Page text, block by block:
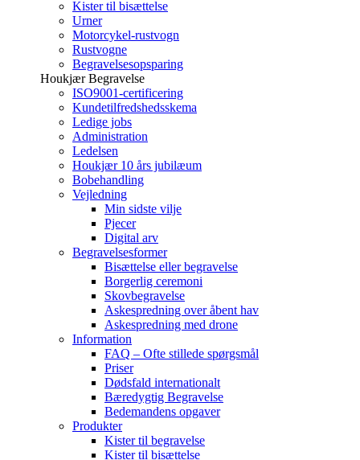
Kister til bisættelse
Urner
Motorcykel-rustvogn
Rustvogne
Begravelsesopsparing
Houkjær Begravelse
ISO9001-certificering
Kundetilfredshedsskema
Ledige jobs
Administration
Ledelsen
Houkjær 10 års jubilæum
Bobehandling
Vejledning
Min sidste vilje
Pjecer
Digital arv
Begravelsesformer
Bisættelse eller begravelse
Borgerlig ceremoni
Skovbegravelse
Askespredning over åbent hav
Askespredning med drone
Information
FAQ – Ofte stillede spørgsmål
Priser
Dødsfald internationalt
Bæredygtig Begravelse
Bedemandens opgaver
Produkter
Kister til begravelse
Kister til bisættelse